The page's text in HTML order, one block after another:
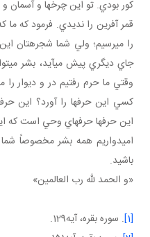
کور بودي. تو اين چرخ ها و آسمان و
قمر آفرين را نديدي. فرمود که ما
را مي رسيم؛ ولي شما شجره تان
جاي ديگري پيش مي آيد، بشر مي
وقتي ما حرم رفتيم در و ديوار را
کسي اين حرف ها را آورد؟ اين
اين حرف ها حرف هاي وحي است که
اميدواريم همه بشر مخصوصاً
باشيد.
«و الحمد لله رب العالمين»
[1] . سوره بقره، آيه129.